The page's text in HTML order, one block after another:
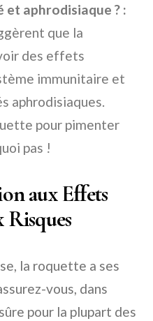
et aphrodisiaque ? :
que la
des effets
immunitaire et
aphrodisiaques.
pour pimenter
pas !
aux Effets
Risques
la roquette a ses
vous, dans
pour la plupart des